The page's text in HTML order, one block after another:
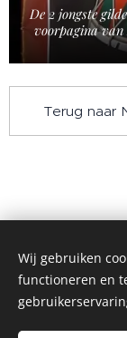
De 2 jongste
voorpagina van
Terug naar
Wij gebruiken
functioneren en